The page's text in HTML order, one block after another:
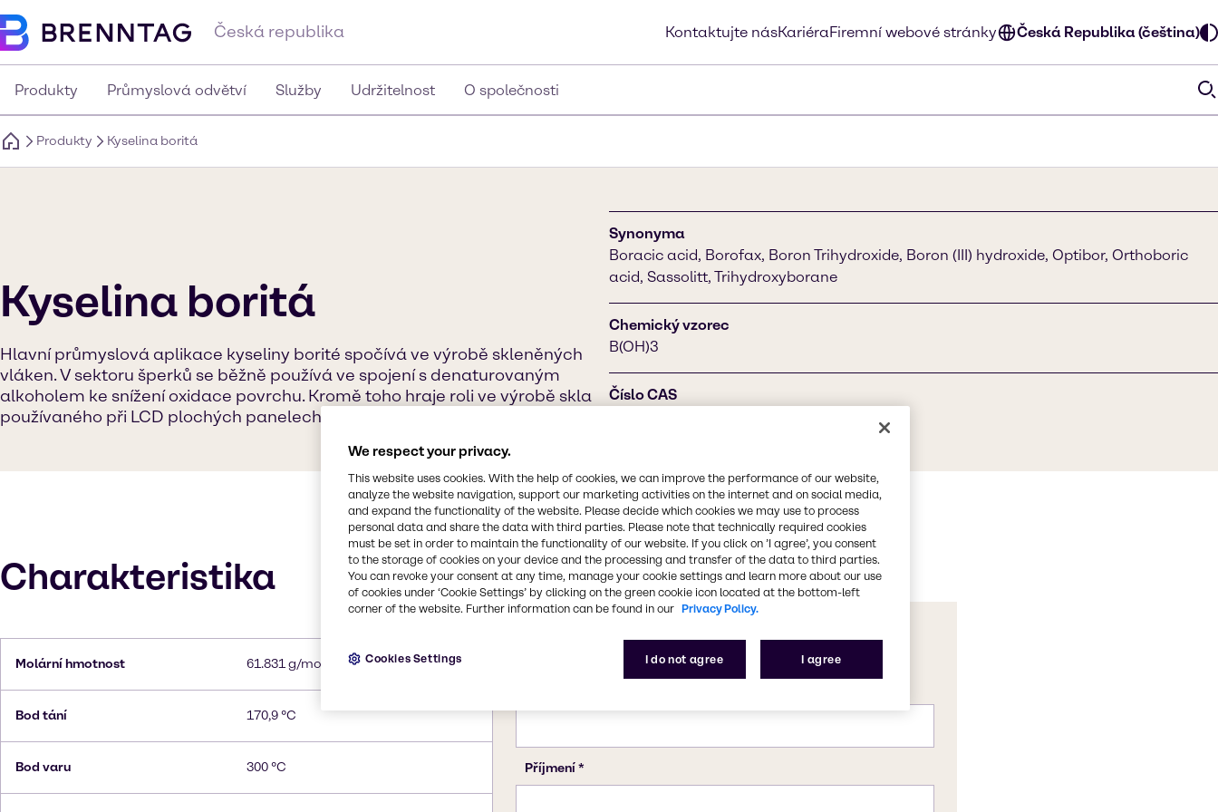
Česká republika Kontaktujte násKariéraFiremní webové stránky Česká Republika (čeština)
Produkty Průmyslová odvětví Služby Udržitelnost O společnosti
Produkty Kyselina boritá
Kyselina boritá
Hlavní průmyslová aplikace kyseliny borité spočívá ve výrobě skleněných
vláken. V sektoru šperků se běžně používá ve spojení s denaturovaným
alkoholem ke snížení oxidace povrchu. Kromě toho hraje roli ve výrobě skla
používaného při LCD plochých panelech.
Synonyma
Boracic acid, Borofax, Boron Trihydroxide, Boron (III) hydroxide, Optibor, Orthoboric
acid, Sassolitt, Trihydroxyborane
Chemický vzorec
B(OH)3
Číslo CAS
Charakteristika
Molární hmotnost 61.831 g/mol
Bod tání 170,9 °C
Bod varu 300 °C
We respect your privacy.
This website uses cookies. With the help of cookies, we can improve the performance of our website,
analyze the website navigation, support our marketing activities on the internet and on social media,
and expand the functionality of the website. Please decide which cookies we may use to process
personal data and share the data with third parties. Please note that technically required cookies
must be set in order to maintain the functionality of our website. If you click on ’I agree’, you consent
to the storage of cookies on your device and the processing and transfer of the data to third parties.
You can revoke your consent at any time, manage your cookie settings and learn more about our use
of cookies under ‘Cookie Settings’ by clicking on the green cookie icon located at the bottom-left
corner of the website. Further information can be found in our Privacy Policy.
I do not agree I agree
Cookies Settings